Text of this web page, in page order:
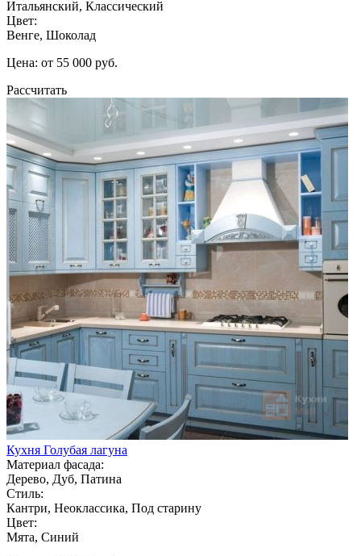
Итальянский, Классический
Цвет:
Венге, Шоколад
Цена: от 55 000 руб.
Рассчитать
Кухня Голубая лагуна
Материал фасада:
Дерево, Дуб, Патина
Стиль:
Кантри, Неоклассика, Под старину
Цвет:
Мята, Синий